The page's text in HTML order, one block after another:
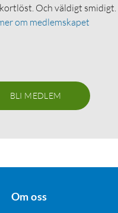
Och väldigt smidigt.
om medlemskapet
BLI MEDLEM
Om oss